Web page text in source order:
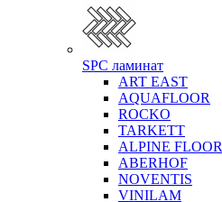
SPC ламинат
ART EAST
AQUAFLOOR
ROCKO
TARKETT
ALPINE FLOOR
ABERHOF
NOVENTIS
VINILAM